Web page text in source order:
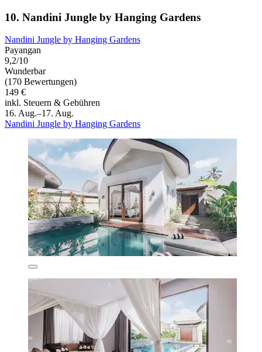
10. Nandini Jungle by Hanging Gardens
Nandini Jungle by Hanging Gardens
Payangan
9,2/10
Wunderbar
(170 Bewertungen)
149 €
inkl. Steuern & Gebühren
16. Aug.–17. Aug.
Nandini Jungle by Hanging Gardens